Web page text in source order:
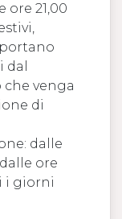
ore 21,00
che venga
di
dalle
ore
i giorni